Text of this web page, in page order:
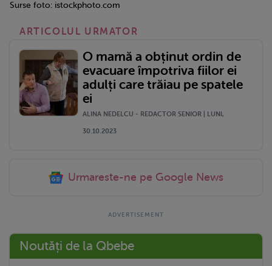
Surse foto: istockphoto.com
ARTICOLUL URMATOR
O mamă a obținut ordin de
evacuare împotriva fiilor ei
adulți care trăiau pe spatele
ei
ALINA NEDELCU - REDACTOR SENIOR | LUNI,
30.10.2023
Urmareste-ne pe Google News
Noutăți de la Qbebe